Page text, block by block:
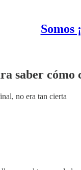
Somos
saber cómo
no era tan cierta